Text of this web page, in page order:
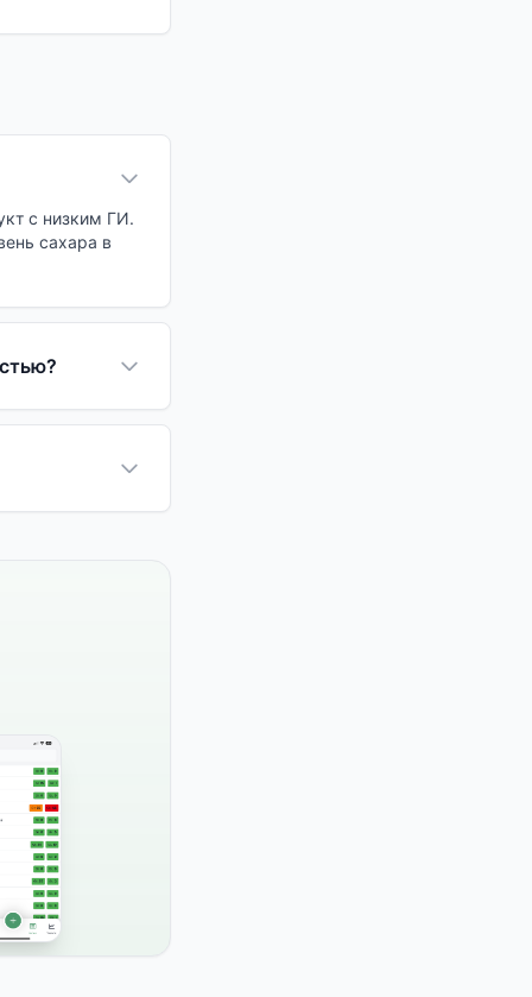
с низким ГИ.
сахара в